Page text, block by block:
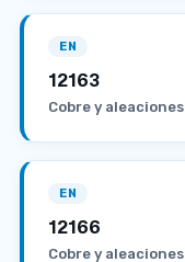
EN
12163
Cobre y
EN
12166
Cobre y